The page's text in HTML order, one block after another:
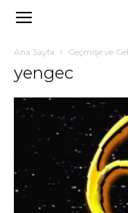
Ana Sayfa Geçmişe ve
yengec